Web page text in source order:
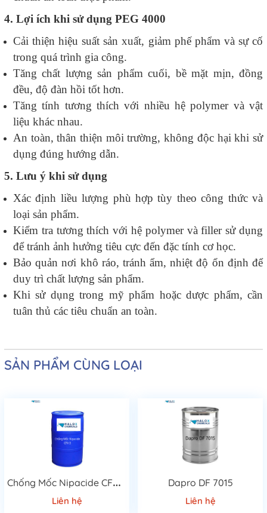
4. Lợi ích khi sử dụng PEG 4000
Cải thiện hiệu suất sản xuất, giảm phế phẩm và sự cố
trong quá trình gia công.
Tăng chất lượng sản phẩm cuối, bề mặt mịn, đồng
đều, độ đàn hồi tốt hơn.
Tăng tính tương thích với nhiều hệ polymer và vật
liệu khác nhau.
An toàn, thân thiện môi trường, không độc hại khi sử
dụng đúng hướng dẫn.
5. Lưu ý khi sử dụng
Xác định liều lượng phù hợp tùy theo công thức và
loại sản phẩm.
Kiểm tra tương thích với hệ polymer và filler sử dụng
để tránh ảnh hưởng tiêu cực đến đặc tính cơ học.
Bảo quản nơi khô ráo, tránh ẩm, nhiệt độ ổn định để
duy trì chất lượng sản phẩm.
Khi sử dụng trong mỹ phẩm hoặc dược phẩm, cần
tuân thủ các tiêu chuẩn an toàn.
SẢN PHẨM CÙNG LOẠI
C
hống Mốc Nipacide CFX-3
Liên hệ
Dapro DF 7015
Liên hệ